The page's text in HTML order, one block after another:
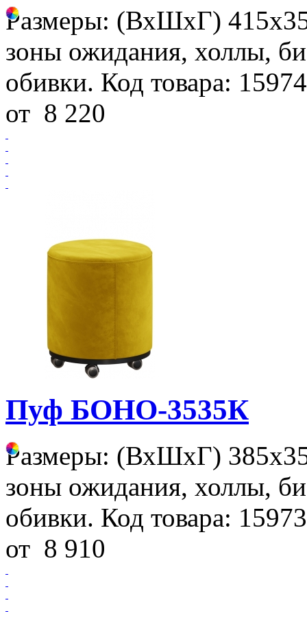
Размеры: (ВхШхГ)
зоны ожидания, холлы,
обивки. Код товара: 15974
от 8 220
Пуф БОНО-3535К
Размеры: (ВхШхГ)
зоны ожидания, холлы,
обивки. Код товара: 15973
от 8 910